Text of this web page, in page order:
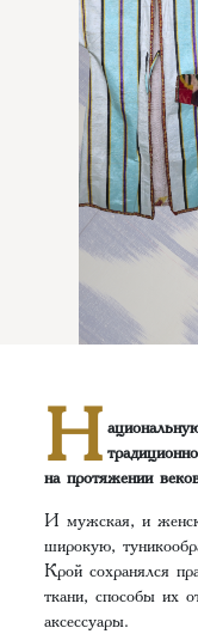
Н
на протяжении
И мужская, и
широкую,
Крой сохранялся
ткани, способы их
аксессуары.